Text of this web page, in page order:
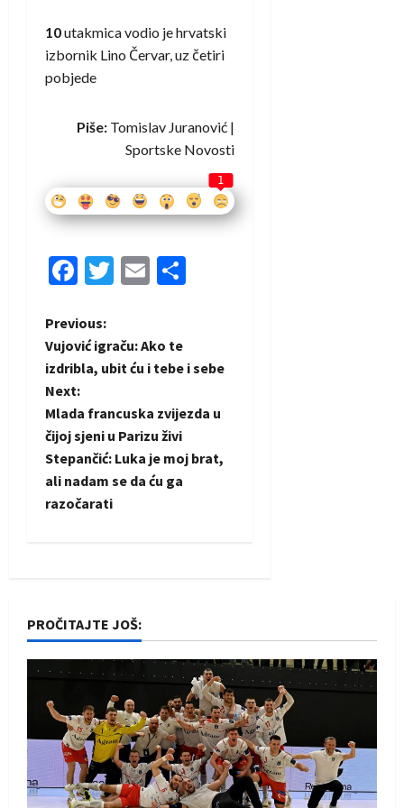
10utakmica vodio je hrvatski
izbornik Lino Červar, uz četiri
pobjede
Piše: Tomislav Juranović |
Sportske Novosti
1
Facebook
Twitter
Email
P
o
s
t
n
a
g
a
t
i
o
Previous:
Vujović igraču: Ako te
izdribla, ubit ću i tebe i sebe
Next:
Mlada francuska zvijezda u
čijoj sjeni u Parizu živi
Stepančić: Luka je moj brat,
ali nadam se da ću ga
razočarati
PROČITAJTE JOŠ: